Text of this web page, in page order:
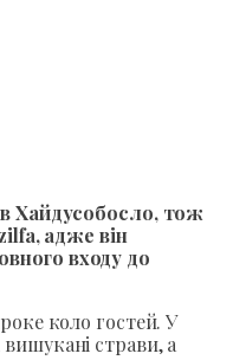
Хайдусобосло, тож
адже він
входу до
коло гостей. У
страви, а